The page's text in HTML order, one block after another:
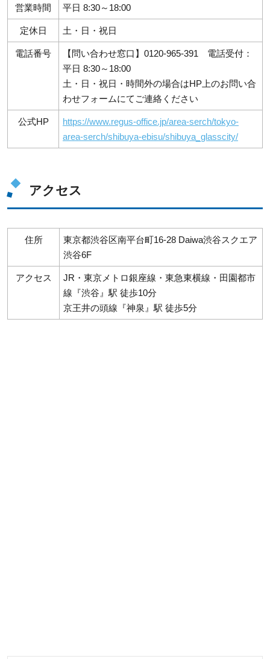
営業時間 平日 8:30～18:00
定休日 土・日・祝日
電話番号
【問い合わせ窓口】0120-965-391 電話受付：
平日 8:30～18:00
土・日・祝日・時間外の場合はHP上のお問い合
わせフォームにてご連絡ください
公式HP
https://www.regus-office.jp/area-serch/tokyo-
area-serch/shibuya-ebisu/shibuya_glasscity/
アクセス
住所
東京都渋谷区南平台町16-28 Daiwa渋谷スクエア
渋谷6F
アクセス
JR・東京メトロ銀座線・東急東横線・田園都市
線『渋谷』駅 徒歩10分
京王井の頭線『神泉』駅 徒歩5分